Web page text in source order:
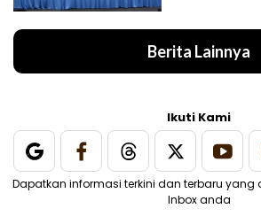
Berita Lainnya
Ikuti Kami
Dapatkan informasi terkini dan terbaru yang
Inbox anda